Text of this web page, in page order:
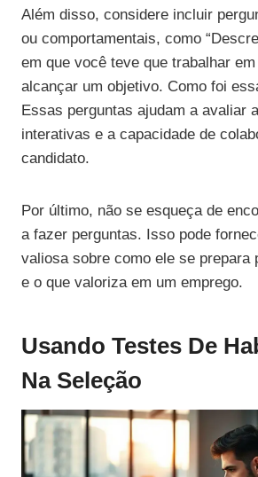
Além disso, considere incluir
ou comportamentais, como
em que você teve que trabalhar
alcançar um objetivo. Como foi
Essas perguntas ajudam a avaliar
interativas e a capacidade de
candidato.
Por último, não se esqueça de
a fazer perguntas. Isso pode
valiosa sobre como ele se prepara
e o que valoriza em um emprego.
Usando Testes De
Na Seleção